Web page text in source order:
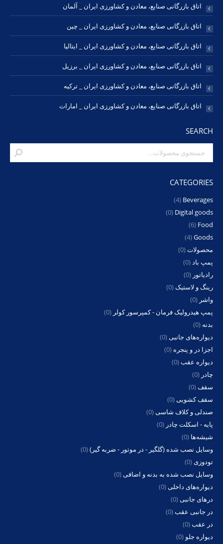
اتاق بازرگانی صنایع، معادن و کشاورزی ایران _ آلمان
اتاق بازرگانی صنایع، معادن و کشاورزی ایران _ چین
اتاق بازرگانی صنایع، معادن و کشاورزی ایران _ ایتالیا
اتاق بازرگانی صنایع، معادن و کشاورزی ایران _ برزیل
اتاق بازرگانی صنایع، معادن و کشاورزی ایران _ ترکیه
اتاق بازرگانی صنایع، معادن و کشاورزی ایران _ امارات
SEARCH
CATEGORIES
Beverages
(4)
Digital goods
(0)
Food
(6)
Goods
(4)
محصولات(0)
پمپ باد(0)
رادیاتور (0)
رینگ و لاستیک(0)
واشر (0)
پمپ هیدرولیک فرمان - کمپرسور کولر (0)
بدنه (0)
دیواره‌های جانبی(0)
اجزا در و پنجره (0)
دیواره عقب(0)
چادر (0)
سقف(0)
سقف کشویی(0)
صندلی و کلاف شاسی(0)
پایه - اسکلت چادر (0)
شیشه‌ها (0)
وسایل نصب شده (گلگیر - در موتور - ضربه گیر)(0)
تودوزی(0)
وسایل نصب شده به بدنه و اضافی(0)
دیواره‌های داخلی(0)
درهای جانبی(0)
در جانبی عقب(0)
در عقب(0)
دیواره جلو (0)